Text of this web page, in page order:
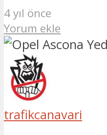
4 yıl önce
Yorum ekle
trafikcanavari